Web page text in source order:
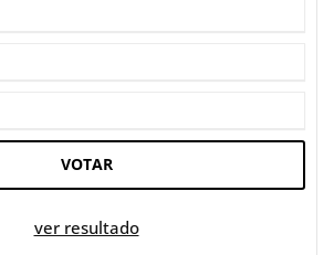
VOTAR
ver resultado